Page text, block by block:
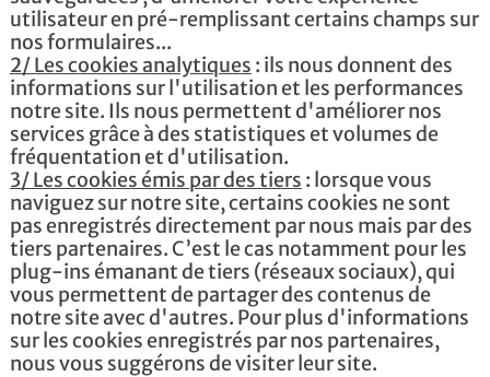
utilisateur en pré-remplissant certains champs sur
nos formulaires...
2/ Les cookies analytiques : ils nous donnent des
informations sur l'utilisation et les performances
notre site. Ils nous permettent d'améliorer nos
services grâce à des statistiques et volumes de
fréquentation et d'utilisation.
3/ Les cookies émis par des tiers : lorsque vous
naviguez sur notre site, certains cookies ne sont
pas enregistrés directement par nous mais par des
tiers partenaires. C’est le cas notamment pour les
plug-ins émanant de tiers (réseaux sociaux), qui
vous permettent de partager des contenus de
notre site avec d'autres. Pour plus d'informations
sur les cookies enregistrés par nos partenaires,
nous vous suggérons de visiter leur site.